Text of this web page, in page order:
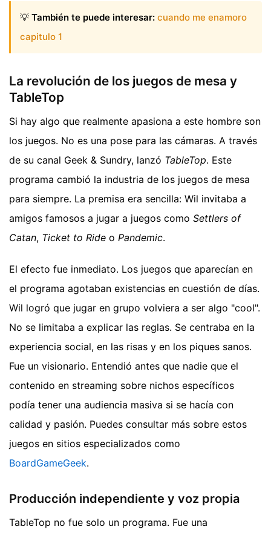
💡 También te puede interesar: cuando me enamoro
capitulo 1
La revolución de los juegos de mesa y
TableTop
Si hay algo que realmente apasiona a este hombre son
los juegos. No es una pose para las cámaras. A través
de su canal Geek & Sundry, lanzó TableTop. Este
programa cambió la industria de los juegos de mesa
para siempre. La premisa era sencilla: Wil invitaba a
amigos famosos a jugar a juegos como Settlers of
Catan, Ticket to Ride o Pandemic.
El efecto fue inmediato. Los juegos que aparecían en
el programa agotaban existencias en cuestión de días.
Wil logró que jugar en grupo volviera a ser algo "cool".
No se limitaba a explicar las reglas. Se centraba en la
experiencia social, en las risas y en los piques sanos.
Fue un visionario. Entendió antes que nadie que el
contenido en streaming sobre nichos específicos
podía tener una audiencia masiva si se hacía con
calidad y pasión. Puedes consultar más sobre estos
juegos en sitios especializados como
BoardGameGeek.
Producción independiente y voz propia
TableTop no fue solo un programa. Fue una